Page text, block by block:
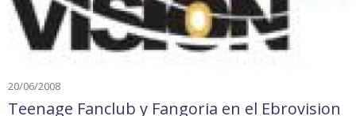
20/06/2008
Teenage Fanclub y Fangoria en el Ebrovision